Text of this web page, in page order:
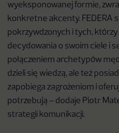
wyeksponowanej formie,
konkretne akcenty. FEDERA
pokrzywdzonych i tych, którzy
decydowania o swoim ciele i
połączeniem archetypów
dzieli się wiedzą, ale też
zapobiega zagrożeniom i
potrzebują – dodaje Piotr
strategii komunikacji.